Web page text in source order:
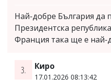
Най-добре България да
Президентска
Франция така ще е най-
3. Киро
17.01.2026 08:13:42